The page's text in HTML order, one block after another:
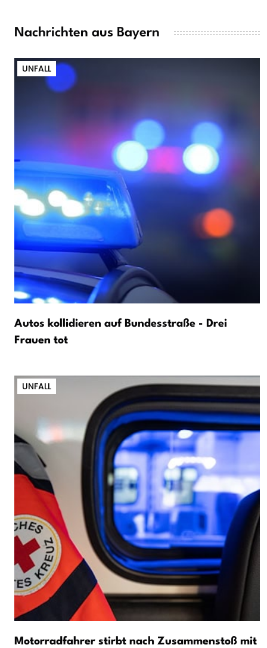
Nachrichten aus Bayern
UNFALL
Autos kollidieren auf Bundesstraße - Drei
Frauen tot
UNFALL
Motorradfahrer stirbt nach Zusammenstoß mit